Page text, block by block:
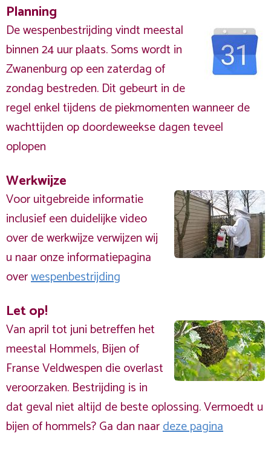
Planning
De wespenbestrijding vindt meestal
binnen 24 uur plaats. Soms wordt in
Zwanenburg op een zaterdag of
zondag bestreden. Dit gebeurt in de
regel enkel tijdens de piekmomenten wanneer de
wachttijden op doordeweekse dagen teveel
oplopen
Werkwijze
Voor uitgebreide informatie
inclusief een duidelijke video
over de werkwijze verwijzen wij
u naar onze informatiepagina
overwespenbestrijding
Let op!
Van april tot juni betreffen het
meestal Hommels, Bijen of
Franse Veldwespen die overlast
veroorzaken. Bestrijding is in
dat geval niet altijd de beste oplossing. Vermoedt u
bijen of hommels? Ga dan naardeze pagina